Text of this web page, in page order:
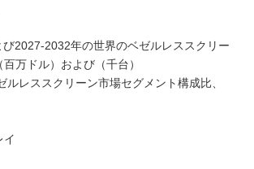
2027-2032年の世界のベゼルレススクリー
万ドル）および（千台）
ルレススクリーン市場セグメント構成比、
イ